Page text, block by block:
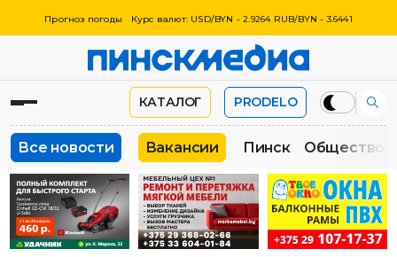
Прогноз погоды Курс валют: USD/BYN - 2.9264 RUB/BYN - 3.6441
КАТАЛОГ PRODELO
Все новости Вакансии Пинск Общество